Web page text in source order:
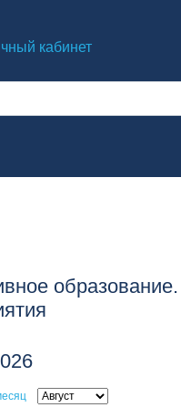
кабинет
образование.